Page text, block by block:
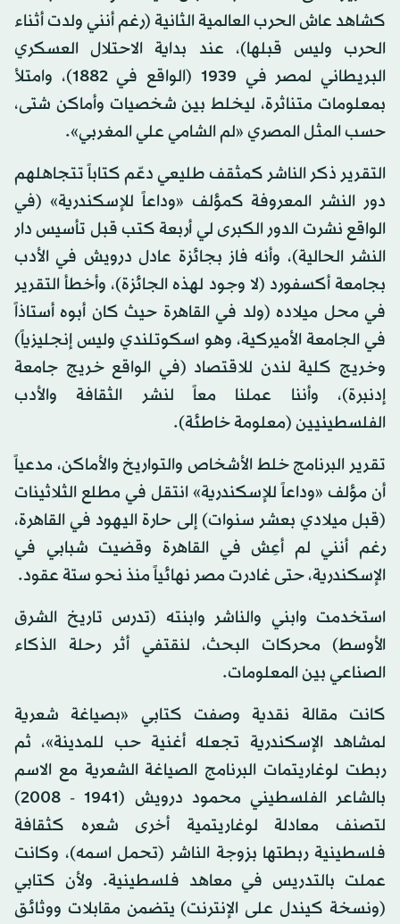
كشاهد عاش الحرب العالمية الثانية (رغم أنني ولدت أثناء
الحرب وليس قبلها)، عند بداية الاحتلال العسكري
البريطاني لمصر في 1939 (الواقع في 1882)، وامتلأ
بمعلومات متناثرة، ليخلط بين شخصيات وأماكن شتى،
حسب المثل المصري «لم الشامي علي المغربي».
التقرير ذكر الناشر كمثقف طليعي دعّم كتاباً تتجاهلهم
دور النشر المعروفة كمؤلف «وداعاً للإسكندرية» (في
الواقع نشرت الدور الكبرى لي أربعة كتب قبل تأسيس دار
النشر الحالية)، وأنه فاز بجائزة عادل درويش في الأدب
بجامعة أكسفورد (لا وجود لهذه الجائزة)، وأخطأ التقرير
في محل ميلاده (ولد في القاهرة حيث كان أبوه أستاذاً
في الجامعة الأميركية، وهو اسكوتلندي وليس إنجليزياً)
وخريج كلية لندن للاقتصاد (في الواقع خريج جامعة
إدنبرة)، وأننا عملنا معاً لنشر الثقافة والأدب
الفلسطينيين (معلومة خاطئة).
تقرير البرنامج خلط الأشخاص والتواريخ والأماكن، مدعياً
أن مؤلف «وداعاً للإسكندرية» انتقل في مطلع الثلاثينات
(قبل ميلادي بعشر سنوات) إلى حارة اليهود في القاهرة،
رغم أنني لم أعِش في القاهرة وقضيت شبابي في
الإسكندرية، حتى غادرت مصر نهائياً منذ نحو ستة عقود.
استخدمت وابني والناشر وابنته (تدرس تاريخ الشرق
الأوسط) محركات البحث، لنقتفي أثر رحلة الذكاء
الصناعي بين المعلومات.
كانت مقالة نقدية وصفت كتابي «بصياغة شعرية
لمشاهد الإسكندرية تجعله أغنية حب للمدينة»، ثم
ربطت لوغاريتمات البرنامج الصياغة الشعرية مع الاسم
بالشاعر الفلسطيني محمود درويش (1941 - 2008)
لتصنف معادلة لوغاريتمية أخرى شعره كثقافة
فلسطينية ربطتها بزوجة الناشر (تحمل اسمه)، وكانت
عملت بالتدريس في معاهد فلسطينية. ولأن كتابي
(ونسخة كيندل على الإنترنت) يتضمن مقابلات ووثائق